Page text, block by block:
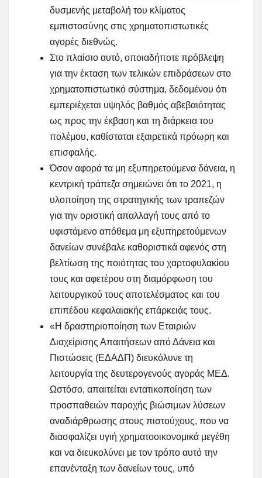
δυσμενής μεταβολή του κλίματος
εμπιστοσύνης στις χρηματοπιστωτικές
αγορές διεθνώς.
Στο πλαίσιο αυτό, οποιαδήποτε πρόβλεψη
για την έκταση των τελικών επιδράσεων στο
χρηματοπιστωτικό σύστημα, δεδομένου ότι
εμπεριέχεται υψηλός βαθμός αβεβαιότητας
ως προς την έκβαση και τη διάρκεια του
πολέμου, καθίσταται εξαιρετικά πρόωρη και
επισφαλής.
Όσον αφορά τα μη εξυπηρετούμενα δάνεια, η
κεντρική τράπεζα σημειώνει ότι το 2021, η
υλοποίηση της στρατηγικής των τραπεζών
για την οριστική απαλλαγή τους από το
υφιστάμενο απόθεμα μη εξυπηρετούμενων
δανείων συνέβαλε καθοριστικά αφενός στη
βελτίωση της ποιότητας του χαρτοφυλακίου
τους και αφετέρου στη διαμόρφωση του
λειτουργικού τους αποτελέσματος και του
επιπέδου κεφαλαιακής επάρκειάς τους.
«Η δραστηριοποίηση των Εταιριών
Διαχείρισης Απαιτήσεων από Δάνεια και
Πιστώσεις (ΕΔΑΔΠ) διευκόλυνε τη
λειτουργία της δευτερογενούς αγοράς ΜΕΔ.
Ωστόσο, απαιτείται εντατικοποίηση των
προσπαθειών παροχής βιώσιμων λύσεων
αναδιάρθρωσης στους πιστούχους, που να
διασφαλίζει υγιή χρηματοοικονομικά μεγέθη
και να διευκολύνει με τον τρόπο αυτό την
επανένταξη των δανείων τους, υπό